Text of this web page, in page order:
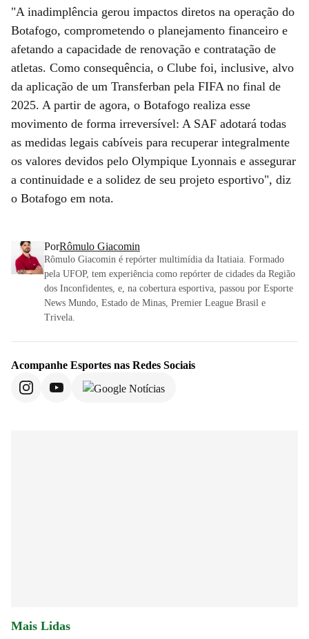
"A inadimplência gerou impactos diretos na operação do
Botafogo, comprometendo o planejamento financeiro e
afetando a capacidade de renovação e contratação de
atletas. Como consequência, o Clube foi, inclusive, alvo
da aplicação de um Transferban pela FIFA no final de
2025. A partir de agora, o Botafogo realiza esse
movimento de forma irreversível: A SAF adotará todas
as medidas legais cabíveis para recuperar integralmente
os valores devidos pelo Olympique Lyonnais e assegurar
a continuidade e a solidez de seu projeto esportivo", diz
o Botafogo em nota.
PorRômulo Giacomin
Rômulo Giacomin é repórter multimídia da Itatiaia. Formado
pela UFOP, tem experiência como repórter de cidades da Região
dos Inconfidentes, e, na cobertura esportiva, passou por Esporte
News Mundo, Estado de Minas, Premier League Brasil e
Trivela.
Acompanhe Esportes nas Redes Sociais
Mais Lidas